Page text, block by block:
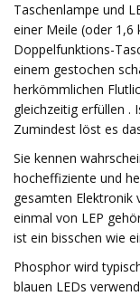
Taschenlampe und
einer Meile (oder 1,6
Doppelfunktions-
einem gestochen
herkömmlichen
gleichzeitig erfüllen .
Zumindest löst es
Sie kennen
hocheffiziente und
gesamten Elektronik
einmal von LEP
ist ein bisschen wie
Phosphor wird
blauen LEDs